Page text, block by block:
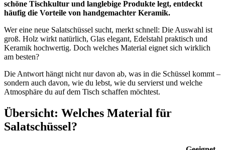
schöne Tischkultur und langlebige Produkte legt, entdeckt
häufig die Vorteile von handgemachter Keramik.
Wer eine neue Salatschüssel sucht, merkt schnell: Die Auswahl ist
groß. Holz wirkt natürlich, Glas elegant, Edelstahl praktisch und
Keramik hochwertig. Doch welches Material eignet sich wirklich
am besten?
Die Antwort hängt nicht nur davon ab, was in die Schüssel kommt –
sondern auch davon, wie du lebst, wie du servierst und welche
Atmosphäre du auf dem Tisch schaffen möchtest.
Übersicht: Welches Material für
Salatschüssel?